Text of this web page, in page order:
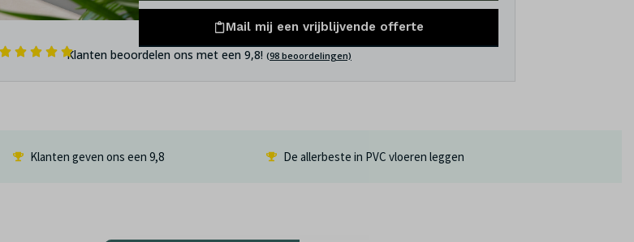
Mail mij een vrijblijvende offerte
Klanten beoordelen ons met een 9,8! (98 beoordelingen)
Klanten geven ons een9,8 De allerbeste in PVC vloeren leggen